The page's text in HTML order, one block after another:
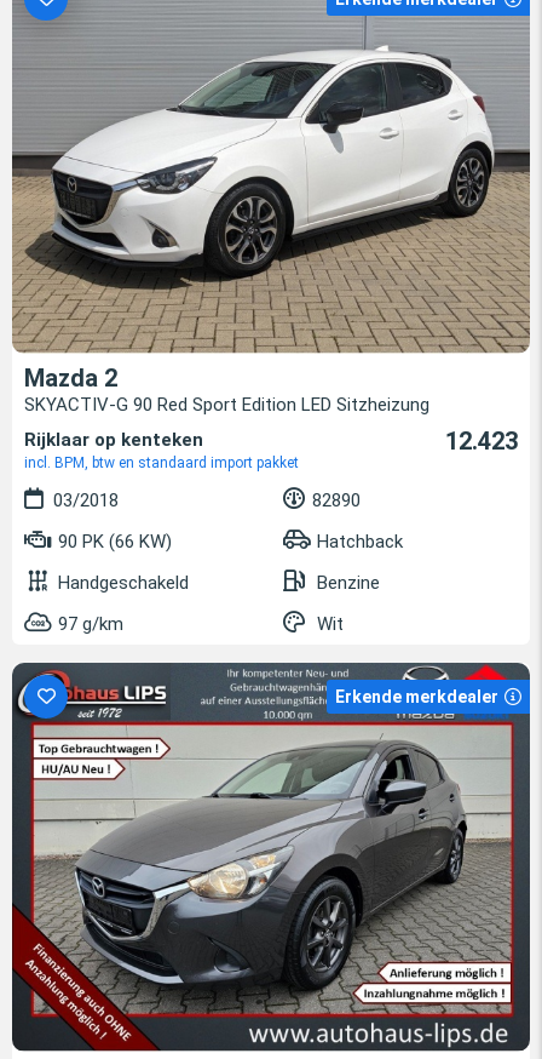
Mazda 2
SKYACTIV-G 90 Red Sport Edition LED Sitzheizung
Rijklaar op kenteken
incl. BPM, btw en standaard import pakket
12.423
03/2018
82890
90 PK (66 KW)
Hatchback
Handgeschakeld
Benzine
97 g/km
Wit
Erkende merkdealer